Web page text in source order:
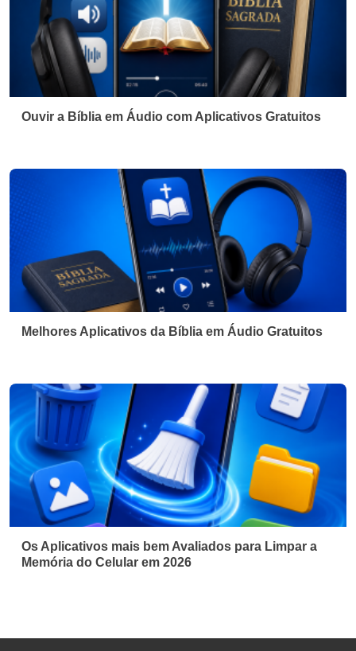
Ouvir a Bíblia em Áudio com Aplicativos Gratuitos
Melhores Aplicativos da Bíblia em Áudio Gratuitos
Os Aplicativos mais bem Avaliados para Limpar a
Memória do Celular em 2026